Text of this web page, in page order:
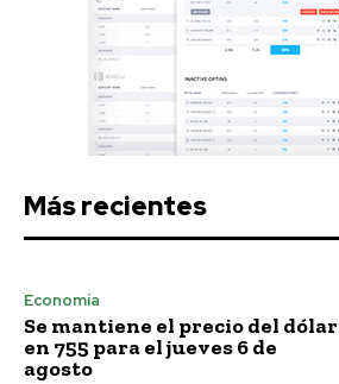
Más recientes
Economía
Se mantiene el precio del dólar
en 755 para el jueves 6 de
agosto